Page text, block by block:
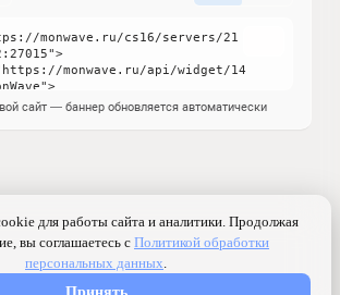
сайт — баннер обновляется автоматически